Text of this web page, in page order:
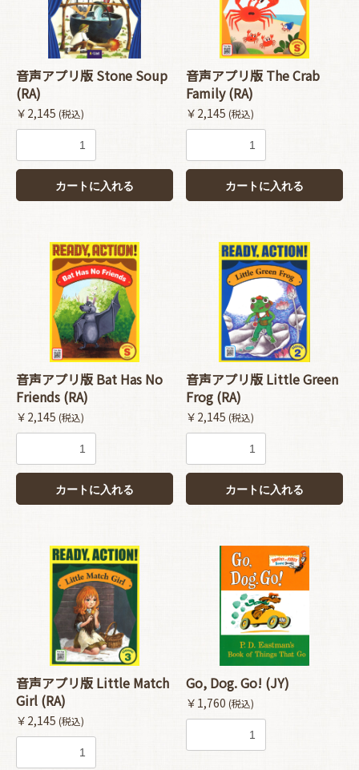
音声アプリ版 Stone Soup
(RA)
￥2,145 (税込)
カートに入れる
音声アプリ版 The Crab
Family (RA)
￥2,145 (税込)
カートに入れる
音声アプリ版 Bat Has No
Friends (RA)
￥2,145 (税込)
カートに入れる
音声アプリ版 Little Green
Frog (RA)
￥2,145 (税込)
カートに入れる
音声アプリ版 Little Match
Girl (RA)
￥2,145 (税込)
Go, Dog. Go! (JY)
￥1,760 (税込)